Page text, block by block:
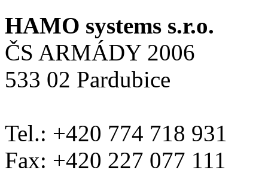
HAMO systems s.r.o.
ČS ARMÁDY 2006
533 02 Pardubice
Tel.: +420 774 718 931
Fax: +420 227 077 111